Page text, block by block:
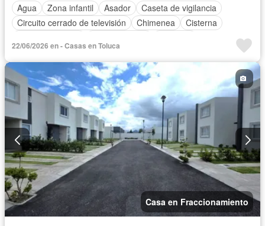
Agua
Zona infantil Asador
Caseta de vigilancia
Circuito cerrado de televisión
Chimenea
Cisterna
Cuarto de Limpieza
Cuarto de servicio
Estacionamiento
Internet Jardín
Recámara con closet
Seguridad
Televisión por cable Terraza
Zonas verdes
Permite niños
Solo familias
Sin amueblar
22/06/2026 en - Casas en Toluca
Casa en Fraccionamiento